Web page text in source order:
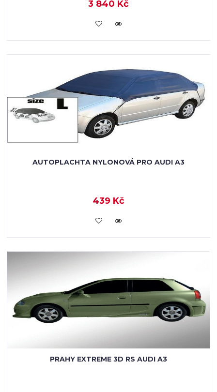
3 840 Kč
KOUPIT
AUTOPLACHTA NYLONOVÁ PRO AUDI A3
439 Kč
KOUPIT
PRAHY EXTREME 3D RS AUDI A3